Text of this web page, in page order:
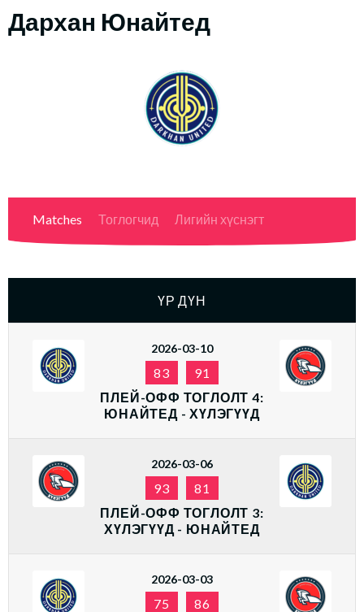
Дархан Юнайтед
Matches Тоглогчид Лигийн хүснэгт
ҮР ДҮН
2026-03-10
83
91
ПЛЕЙ-ОФФ ТОГЛОЛТ 4:
ЮНАЙТЕД - ХҮЛЭГҮҮД
2026-03-06
93
81
ПЛЕЙ-ОФФ ТОГЛОЛТ 3:
ХҮЛЭГҮҮД - ЮНАЙТЕД
2026-03-03
75
86